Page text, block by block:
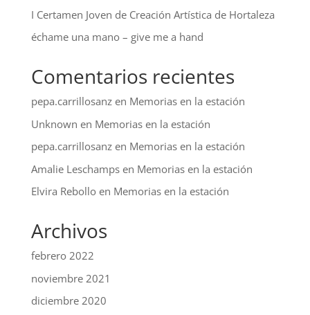
I Certamen Joven de Creación Artística de Hortaleza
échame una mano – give me a hand
Comentarios recientes
pepa.carrillosanzen Memorias en la estación
Unknown en Memorias en la estación
pepa.carrillosanzen Memorias en la estación
Amalie Leschampsen Memorias en la estación
Elvira Rebolloen Memorias en la estación
Archivos
febrero 2022
noviembre 2021
diciembre 2020